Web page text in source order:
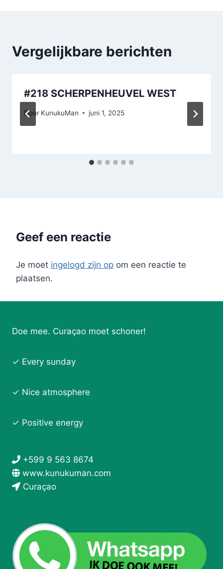
Vergelijkbare berichten
#218 SCHERPENHEUVEL WEST
Door KunukuMan juni 1, 2025
Geef een reactie
Je moet ingelogd zijn op om een reactie te
plaatsen.
Doe mee. Curaçao moet schoner!
✓ Every sunday
✓ Nice atmosphere
✓ Positive energy
+599 9 563 8674
www.kunukuman.com
Curaçao